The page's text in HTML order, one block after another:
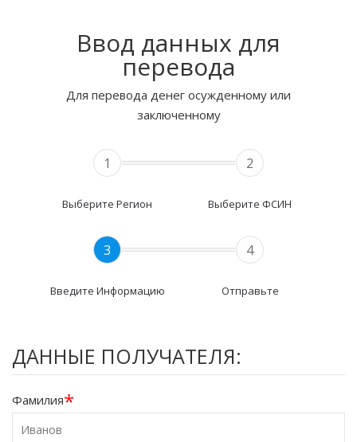
Ввод данных для
перевода
Для перевода денег осужденному или
заключенному
1
Выберите Регион
2
Выберите ФСИН
3
Введите Информацию
4
Отправьте
ДАННЫЕ ПОЛУЧАТЕЛЯ:
Фамилия*